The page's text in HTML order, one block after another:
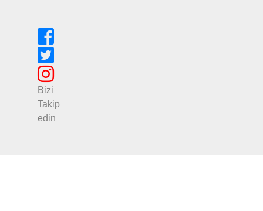
Bizi
Takip
edin